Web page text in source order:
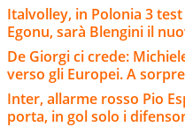
Italvolley, in Polonia 3
Egonu, sarà Blengini il
De Giorgi ci crede:
verso gli Europei. A
Inter, allarme rosso Pio
porta, in gol solo i